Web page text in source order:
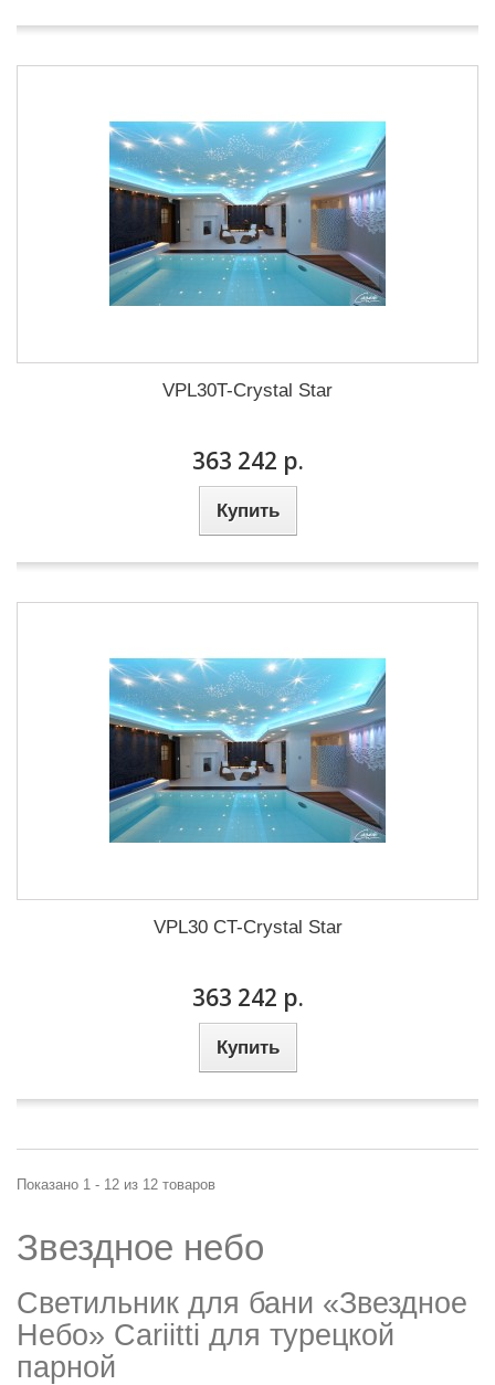
VPL30T-Crystal Star
363 242 р.
Купить
VPL30 СT-Crystal Star
363 242 р.
Купить
Показано 1 - 12 из 12 товаров
Звездное небо
Светильник для бани «Звездное
Небо» Cariitti для турецкой
парной